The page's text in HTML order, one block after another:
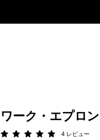
ワーク・エプロン
評価: 5 / 5 4 レビュー